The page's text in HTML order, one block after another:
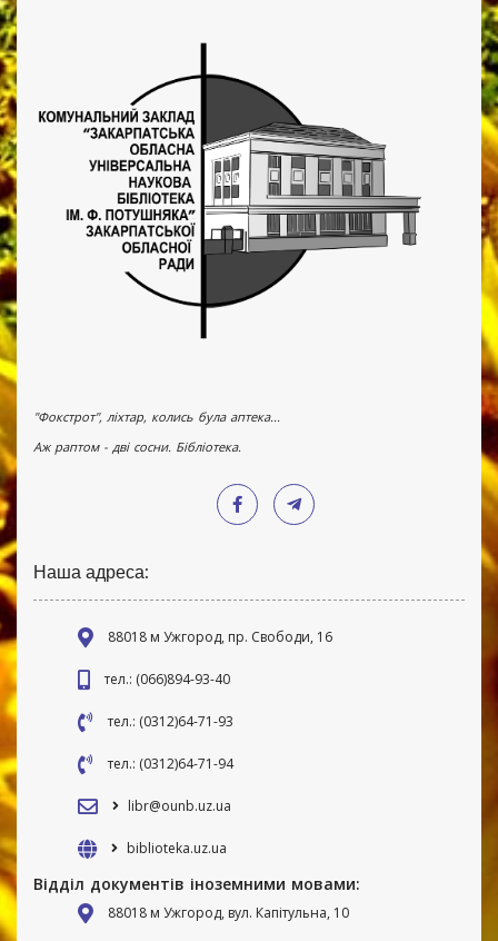
"Фокстрот", ліхтар, колись була аптека...
Аж раптом - дві сосни. Бібліотека.
Наша адреса:
88018 м Ужгород, пр. Свободи, 16
тел.: (066)894-93-40
тел.: (0312)64-71-93
тел.: (0312)64-71-94
libr@ounb.uz.ua
biblioteka.uz.ua
Відділ документів іноземними мовами:
88018 м Ужгород, вул. Капітульна, 10